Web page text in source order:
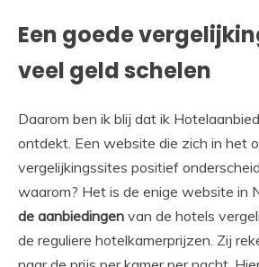
Een goede
veel geld schelen
Daarom ben ik blij dat ik
ontdekt. Een website die zich in het
vergelijkingssites positief
waarom? Het is de enige website in
de aanbiedingen van de hotels
de reguliere hotelkamerprijzen. Zij